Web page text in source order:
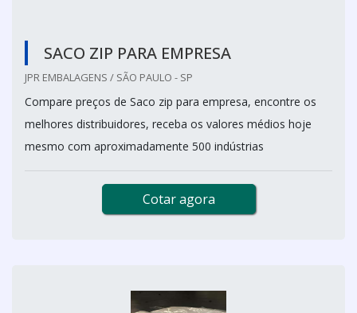
SACO ZIP PARA EMPRESA
JPR EMBALAGENS / SÃO PAULO - SP
Compare preços de Saco zip para empresa, encontre os
melhores distribuidores, receba os valores médios hoje
mesmo com aproximadamente 500 indústrias
Cotar agora